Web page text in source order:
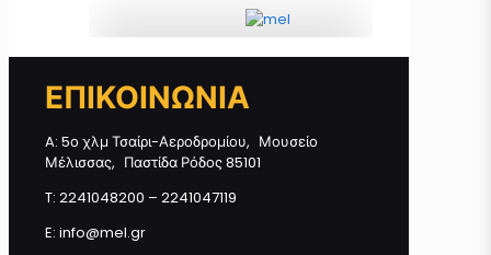
Display Box 20 τεμάχια * 40γρ
ποσότητα
Προσθήκη στο καλάθι
ΕΠΙΚΟΙΝΩΝΙΑ
A: 5ο χλμ Τσαίρι-Αεροδρομίου, Μουσείο
Μέλισσας, Παστίδα Ρόδος 85101
T: 2241048200 – 2241047119
E: info@mel.gr